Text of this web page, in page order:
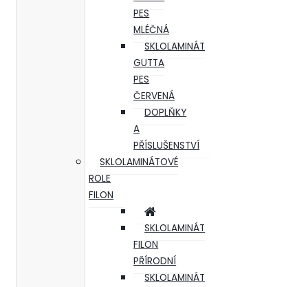
PES
MLÉČNÁ
SKLOLAMINÁT
GUTTA
PES
ČERVENÁ
DOPLŇKY
A
PŘÍSLUŠENSTVÍ
SKLOLAMINÁTOVÉ
ROLE
FILON
SKLOLAMINÁT
FILON
PŘÍRODNÍ
SKLOLAMINÁT